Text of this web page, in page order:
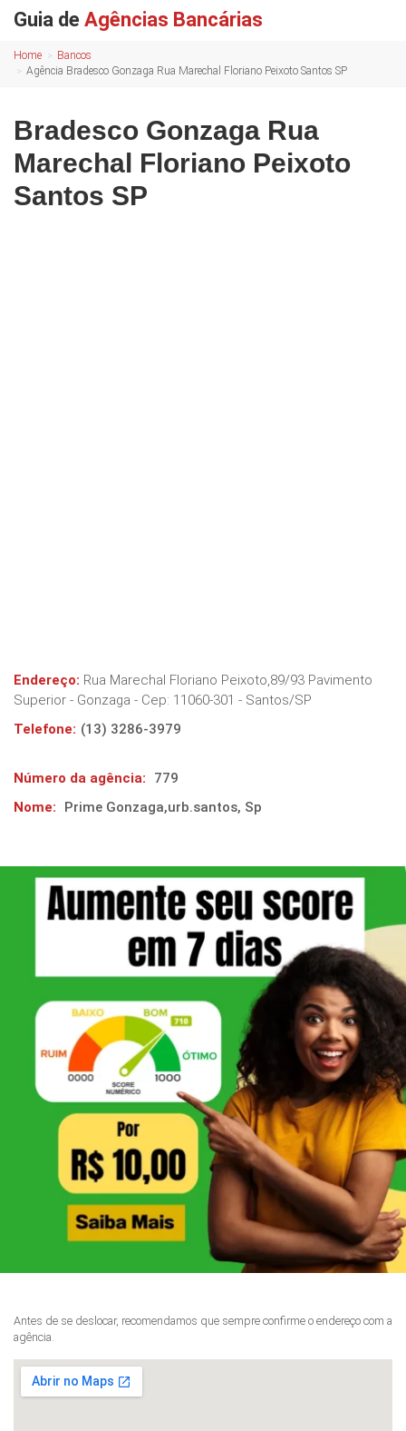
Guia de Agências Bancárias
Home
Bancos
Agência Bradesco Gonzaga Rua Marechal Floriano Peixoto Santos SP
Bradesco Gonzaga Rua
Marechal Floriano Peixoto
Santos SP
Endereço: Rua Marechal Floriano Peixoto,89/93 Pavimento
Superior - Gonzaga - Cep: 11060-301 - Santos/SP
Telefone: (13) 3286-3979
Número da agência:
779
Nome:
Prime Gonzaga,urb.santos, Sp
Antes de se deslocar, recomendamos que sempre confirme o endereço com a
agência.